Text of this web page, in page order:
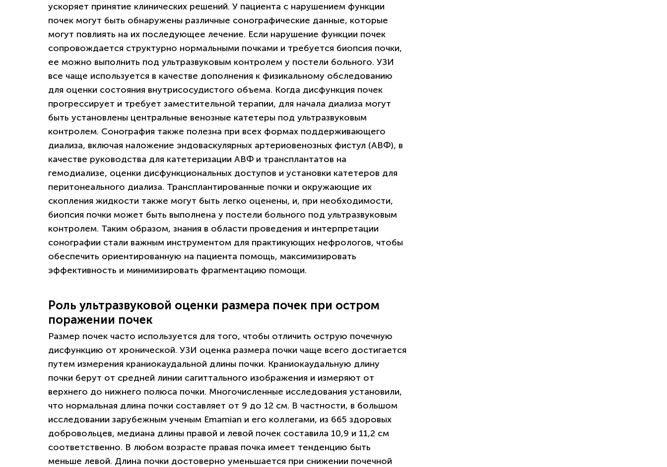
ускоряет принятие клинических решений. У пациента с нарушением функции
почек могут быть обнаружены различные сонографические данные, которые
могут повлиять на их последующее лечение. Если нарушение функции почек
сопровождается структурно нормальными почками и требуется биопсия почки,
ее можно выполнить под ультразвуковым контролем у постели больного. УЗИ
все чаще используется в качестве дополнения к физикальному обследованию
для оценки состояния внутрисосудистого объема. Когда дисфункция почек
прогрессирует и требует заместительной терапии, для начала диализа могут
быть установлены центральные венозные катетеры под ультразвуковым
контролем. Сонография также полезна при всех формах поддерживающего
диализа, включая наложение эндоваскулярных артериовенозных фистул (АВФ), в
качестве руководства для катетеризации АВФ и трансплантатов на
гемодиализе, оценки дисфункциональных доступов и установки катетеров для
перитонеального диализа. Трансплантированные почки и окружающие их
скопления жидкости также могут быть легко оценены, и, при необходимости,
биопсия почки может быть выполнена у постели больного под ультразвуковым
контролем. Таким образом, знания в области проведения и интерпретации
сонографии стали важным инструментом для практикующих нефрологов, чтобы
обеспечить ориентированную на пациента помощь, максимизировать
эффективность и минимизировать фрагментацию помощи.
Роль ультразвуковой оценки размера почек при остром
поражении почек
Размер почек часто используется для того, чтобы отличить острую почечную
дисфункцию от хронической. УЗИ оценка размера почки чаще всего достигается
путем измерения краниокаудальной длины почки. Краниокаудальную длину
почки берут от средней линии сагиттального изображения и измеряют от
верхнего до нижнего полюса почки. Многочисленные исследования установили,
что нормальная длина почки составляет от 9 до 12 см. В частности, в большом
исследовании зарубежным ученым Emamian и его коллегами, из 665 здоровых
добровольцев, медиана длины правой и левой почек составила 10,9 и 11,2 см
соответственно. В любом возрасте правая почка имеет тенденцию быть
меньше левой. Длина почки достоверно уменьшается при снижении почечной